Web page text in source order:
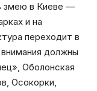
змею в Киеве —
и на
переходит в
должны
Оболонская
Осокорки,